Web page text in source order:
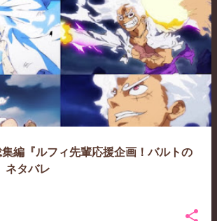
編『ルフィ先輩応援企画！バルトの
ネタバレ